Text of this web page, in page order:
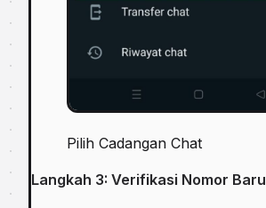
Pilih Cadangan Chat
Langkah 3: Verifikasi Nomor Baru